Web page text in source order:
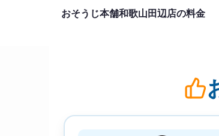
おそうじ本舗和歌山田辺店の料金